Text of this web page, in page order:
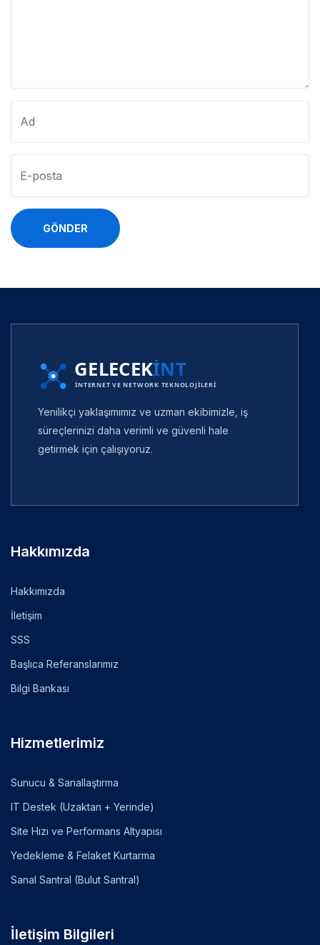
GÖNDER
Yenilikçi yaklaşımımız ve uzman ekibimizle, iş
süreçlerinizi daha verimli ve güvenli hale
getirmek için çalışıyoruz.
Hakkımızda
Hakkımızda
İletişim
SSS
Başlıca Referanslarımız
Bilgi Bankası
Hizmetlerimiz
Sunucu & Sanallaştırma
IT Destek (Uzaktan + Yerinde)
Site Hızı ve Performans Altyapısı
Yedekleme & Felaket Kurtarma
Sanal Santral (Bulut Santral)
İletişim Bilgileri